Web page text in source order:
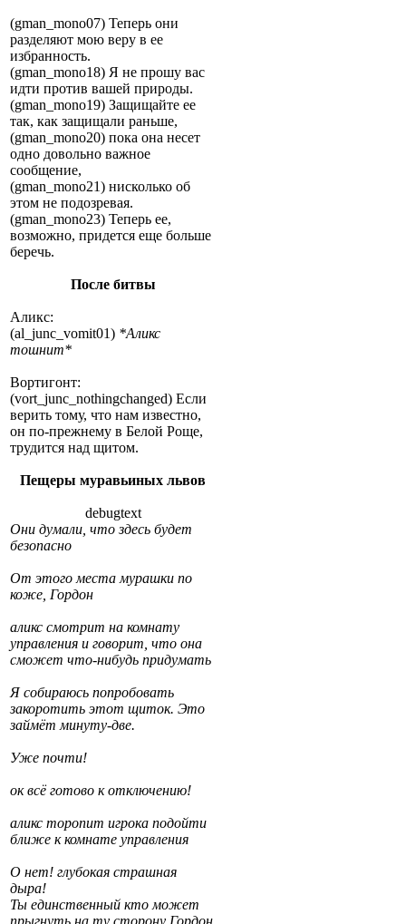
(gman_mono07) Теперь они
разделяют мою веру в ее
избранность.
(gman_mono18) Я не прошу вас
идти против вашей природы.
(gman_mono19) Защищайте ее
так, как защищали раньше,
(gman_mono20) пока она несет
одно довольно важное
сообщение,
(gman_mono21) нисколько об
этом не подозревая.
(gman_mono23) Теперь ее,
возможно, придется еще больше
беречь.
После битвы
Аликс:
(al_junc_vomit01) *Аликс
тошнит*
Вортигонт:
(vort_junc_nothingchanged) Если
верить тому, что нам известно,
он по-прежнему в Белой Роще,
трудится над щитом.
Пещеры муравьиных львов
debugtext
Они думали, что здесь будет
безопасно
От этого места мурашки по
коже, Гордон
аликс смотрит на комнату
управления и говорит, что она
сможет что-нибудь придумать
Я собираюсь попробовать
закоротить этот щиток. Это
займёт минуту-две.
Уже почти!
ок всё готово к отключению!
аликс торопит игрока подойти
ближе к комнате управления
О нет! глубокая страшная
дыра!
Ты единственный кто может